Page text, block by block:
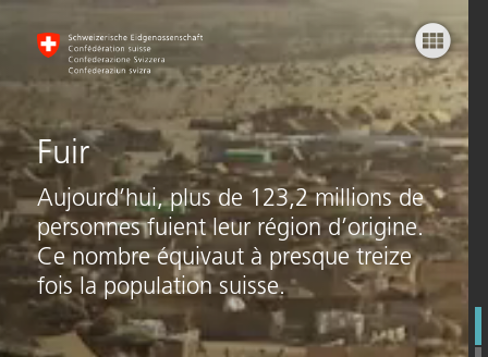
Fuir
Fuir
Aujourd’hui, plus de 123,2 millions de
personnes fuient leur région d’origine.
Ce nombre équivaut à presque treize
fois la population suisse.
Faits
Termes
Pays
Gens
Et toi?
CH-Asile